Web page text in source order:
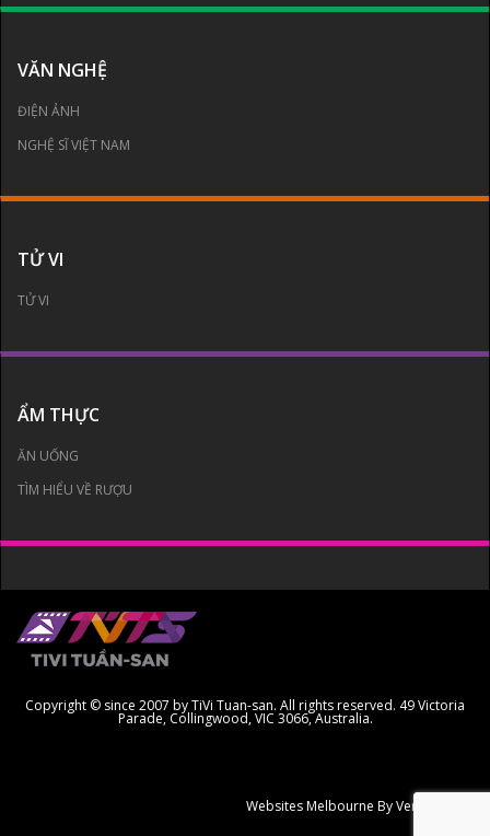
VĂN NGHỆ
ĐIỆN ẢNH
NGHỆ SĨ VIỆT NAM
TỬ VI
TỬ VI
ẨM THỰC
ĂN UỐNG
TÌM HIỂU VỀ RƯỢU
Copyright © since 2007 by TiVi Tuan-san. All rights reserved. 49 Victoria
Parade, Collingwood, VIC 3066, Australia.
Websites Melbourne By Ven Creative